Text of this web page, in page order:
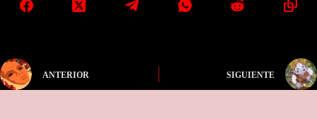
ANTERIOR SIGUIENTE